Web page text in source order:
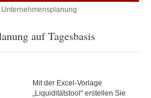
Unternehmensplanung
auf Tagesbasis
Mit der Excel-Vorlage
„Liquiditätstool“ erstellen Sie